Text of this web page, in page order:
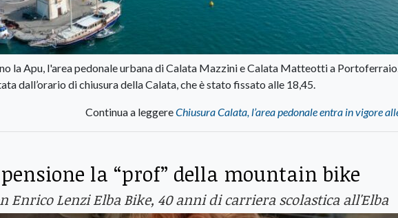
la Apu, l'area pedonale urbana di Calata Mazzini e Calata Matteotti a
dall’orario di chiusura della Calata, che è stato fissato alle 18,45.
Continua a leggereChiusura Calata, l’area pedonale entra in vigore
la “prof” della mountain bike
Enrico Lenzi Elba Bike, 40 anni di carriera scolastica all'Elba